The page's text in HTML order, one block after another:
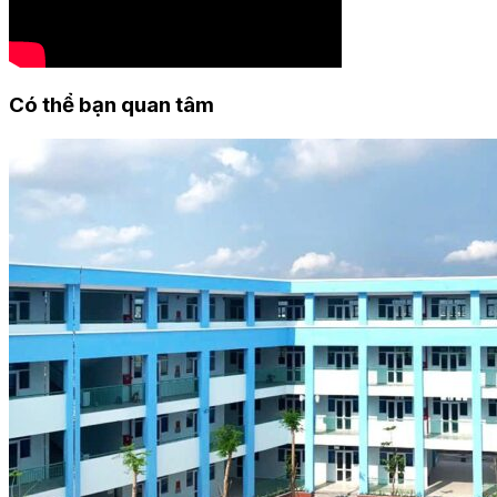
Có thể bạn quan tâm